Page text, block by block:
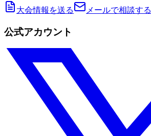
大会情報を送る
メールで相談する
公式アカウント